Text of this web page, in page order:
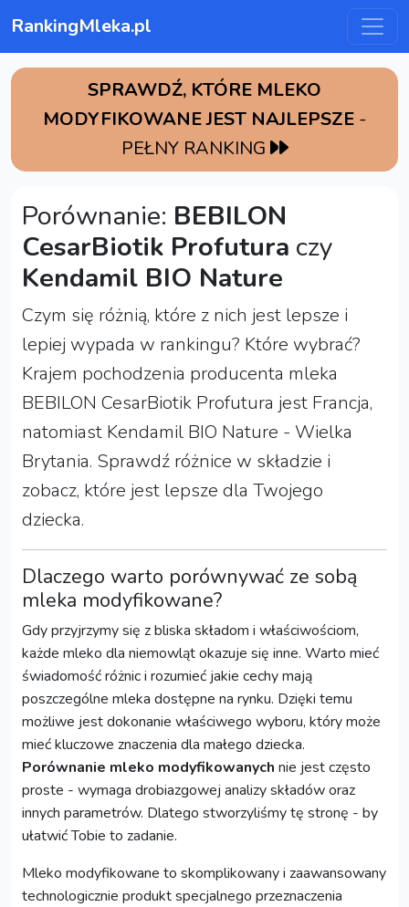
RankingMleka.pl
SPRAWDŹ, KTÓRE MLEKO
MODYFIKOWANE JEST NAJLEPSZE -
PEŁNY RANKING
Porównanie: BEBILON
CesarBiotik Profutura czy
Kendamil BIO Nature
Czym się różnią, które z nich jest lepsze i
lepiej wypada w rankingu? Które wybrać?
Krajem pochodzenia producenta mleka
BEBILON CesarBiotik Profutura jest Francja,
natomiast Kendamil BIO Nature - Wielka
Brytania. Sprawdź różnice w składzie i
zobacz, które jest lepsze dla Twojego
dziecka.
Dlaczego warto porównywać ze sobą
mleka modyfikowane?
Gdy przyjrzymy się z bliska składom i właściwościom,
każde mleko dla niemowląt okazuje się inne. Warto mieć
świadomość różnic i rozumieć jakie cechy mają
poszczególne mleka dostępne na rynku. Dzięki temu
możliwe jest dokonanie właściwego wyboru, który może
mieć kluczowe znaczenia dla małego dziecka.
Porównanie mleko modyfikowanych nie jest często
proste - wymaga drobiazgowej analizy składów oraz
innych parametrów. Dlatego stworzyliśmy tę stronę - by
ułatwić Tobie to zadanie.
Mleko modyfikowane to skomplikowany i zaawansowany
technologicznie produkt specjalnego przeznaczenia